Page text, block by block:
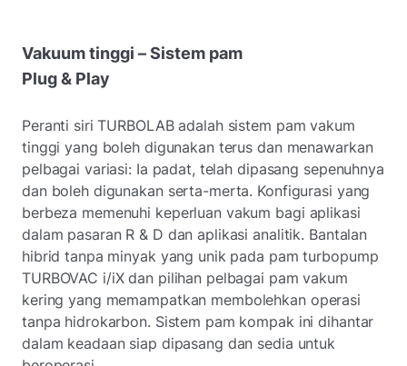
Vakuum tinggi – Sistem pam
Plug & Play
Peranti siri TURBOLAB adalah sistem pam vakum
tinggi yang boleh digunakan terus dan menawarkan
pelbagai variasi: Ia padat, telah dipasang sepenuhnya
dan boleh digunakan serta-merta. Konfigurasi yang
berbeza memenuhi keperluan vakum bagi aplikasi
dalam pasaran R & D dan aplikasi analitik. Bantalan
hibrid tanpa minyak yang unik pada pam turbopump
TURBOVAC i/iX dan pilihan pelbagai pam vakum
kering yang memampatkan membolehkan operasi
tanpa hidrokarbon. Sistem pam kompak ini dihantar
dalam keadaan siap dipasang dan sedia untuk